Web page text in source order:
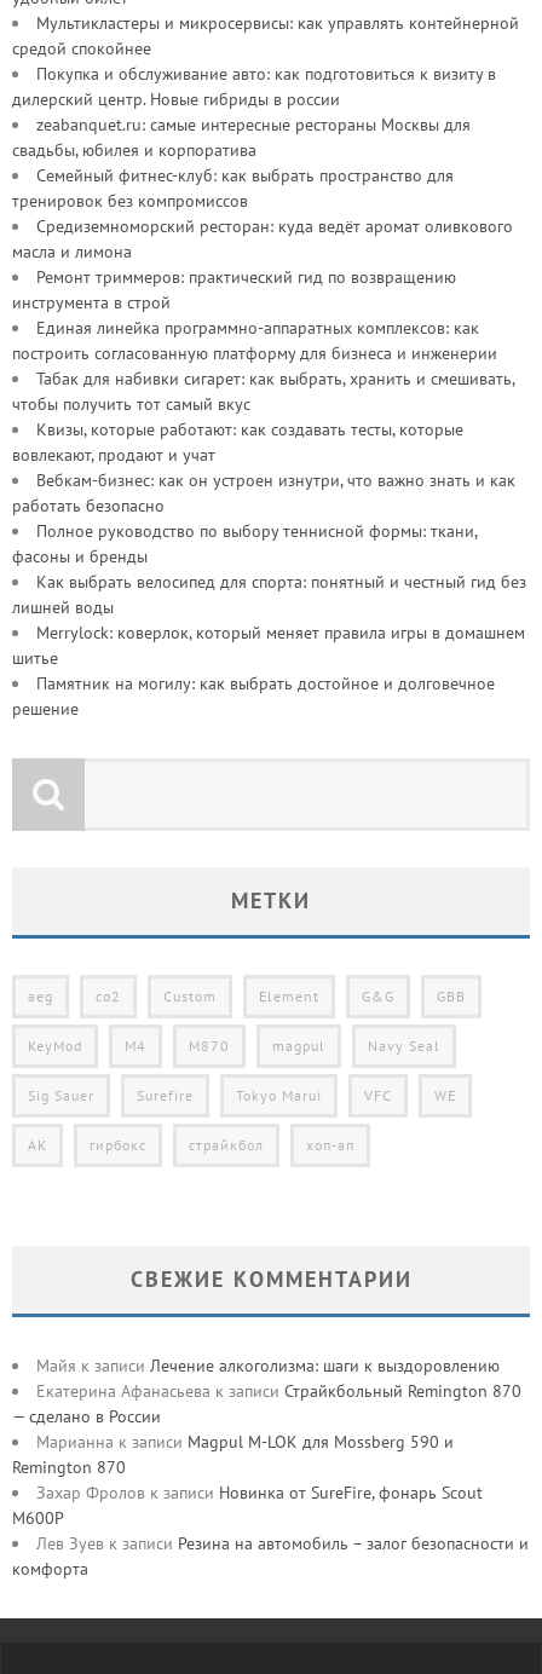
Мультикластеры и микросервисы: как управлять контейнерной
средой спокойнее
Покупка и обслуживание авто: как подготовиться к визиту в
дилерский центр. Новые гибриды в россии
zeabanquet.ru: самые интересные рестораны Москвы для
свадьбы, юбилея и корпоратива
Семейный фитнес-клуб: как выбрать пространство для
тренировок без компромиссов
Средиземноморский ресторан: куда ведёт аромат оливкового
масла и лимона
Ремонт триммеров: практический гид по возвращению
инструмента в строй
Единая линейка программно-аппаратных комплексов: как
построить согласованную платформу для бизнеса и инженерии
Табак для набивки сигарет: как выбрать, хранить и смешивать,
чтобы получить тот самый вкус
Квизы, которые работают: как создавать тесты, которые
вовлекают, продают и учат
Вебкам-бизнес: как он устроен изнутри, что важно знать и как
работать безопасно
Полное руководство по выбору теннисной формы: ткани,
фасоны и бренды
Как выбрать велосипед для спорта: понятный и честный гид без
лишней воды
Merrylock: коверлок, который меняет правила игры в домашнем
шитье
Памятник на могилу: как выбрать достойное и долговечное
решение
МЕТКИ
aeg co2 Custom Element G&G GBB
KeyMod M4 M870 magpul Navy Seal
Sig Sauer Surefire Tokyo Marui VFC WE
АК гирбокс страйкбол хоп-ап
СВЕЖИЕ КОММЕНТАРИИ
Майя к записи Лечение алкоголизма: шаги к выздоровлению
Екатерина Афанасьева к записи Страйкбольный Remington 870
— сделано в России
Марианна к записи Magpul M-LOK для Mossberg 590 и
Remington 870
Захар Фролов к записи Новинка от SureFire, фонарь Scout
M600P
Лев Зуев к записи Резина на автомобиль – залог безопасности и
комфорта